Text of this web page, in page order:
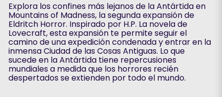
Explora los confines más lejanos de la Antártida en
Mountains of Madness, la segunda expansión de
Eldritch Horror. Inspirado por H.P. La novela de
Lovecraft, esta expansión te permite seguir el
camino de una expedición condenada y entrar en la
inmensa Ciudad de las Cosas Antiguas. Lo que
sucede en la Antártida tiene repercusiones
mundiales a medida que los horrores recién
despertados se extienden por todo el mundo.